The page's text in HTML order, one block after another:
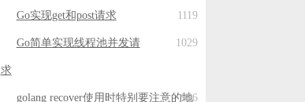
Go实现get和post请求 1119
Go简单实现线程池并发请
求
1029
golang recover使用时特别要注意的地
926